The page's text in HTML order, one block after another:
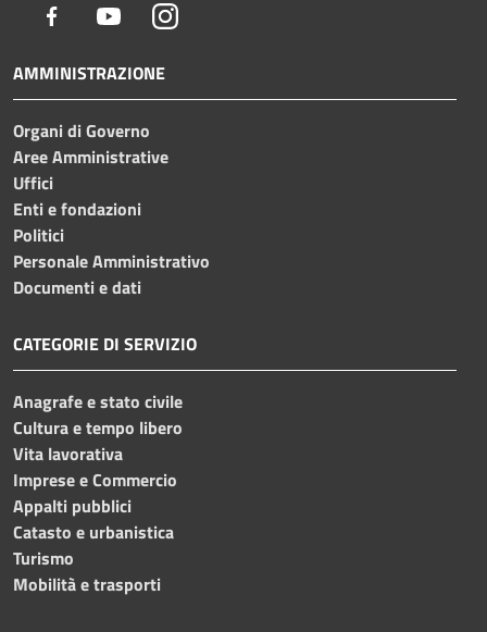
Facebook YoutubeInstagram
AMMINISTRAZIONE
Organi di Governo
Aree Amministrative
Uffici
Enti e fondazioni
Politici
Personale Amministrativo
Documenti e dati
CATEGORIE DI SERVIZIO
Anagrafe e stato civile
Cultura e tempo libero
Vita lavorativa
Imprese e Commercio
Appalti pubblici
Catasto e urbanistica
Turismo
Mobilità e trasporti